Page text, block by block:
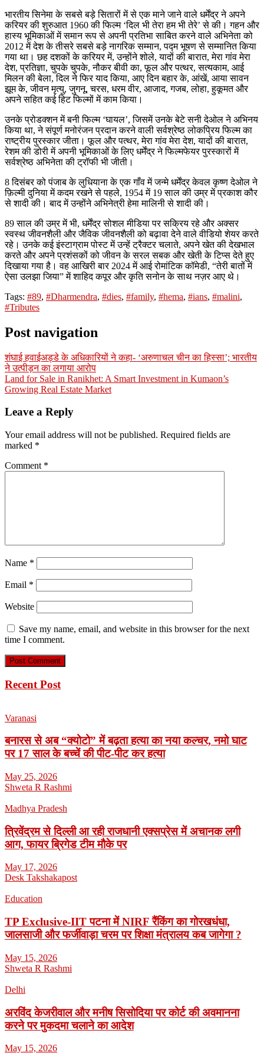
भारतीय सिनेमा के सबसे बड़े सितारों में से एक माने जाने वाले धर्मेंद्र ने अपने
करियर की शुरुआत 1960 की फिल्म ‘दिल भी तेरा हम भी तेरे’ से की। गहन और
हास्य भूमिकाओं में समान रूप से अपनी प्रतिभा साबित करने वाले अभिनेता को
2012 में देश के तीसरे सबसे बड़े नागरिक सम्मान, पद्म भूषण से सम्मानित किया
गया था। छह दशकों के करियर में, उन्होंने शोले, यादों की बारात, मेरा गांव मेरा
देश, प्रतिज्ञा, चुपके चुपके, नौकर बीवी का, फूल और पत्थर, सत्यकाम, आई
मिलन की बेला, दिल ने फिर याद किया, आए दिन बहार के, आंखें, आया सावन
झूम के, जीवन मृत्यु, जुगनू, चरस, धरम वीर, आजाद, गजब, लोहा, हुकूमत और
अपने सहित कई हिट फिल्मों में काम किया।
उनके प्रोडक्शन में बनी फिल्म ‘घायल’, जिसमें उनके बेटे सनी देओल ने अभिनय
किया था, ने संपूर्ण मनोरंजन प्रदान करने वाली सर्वश्रेष्ठ लोकप्रिय फिल्म का
राष्ट्रीय पुरस्कार जीता। फूल और पत्थर, मेरा गांव मेरा देश, यादों की बारात,
रेशम की डोरी में अपनी भूमिकाओं के लिए धर्मेंद्र ने फिल्मफेयर पुरस्कारों में
सर्वश्रेष्ठ अभिनेता की ट्रॉफी भी जीती।
8 दिसंबर को पंजाब के लुधियाना के एक गाँव में जन्मे धर्मेंद्र केवल कृष्ण देओल ने
फ़िल्मी दुनिया में कदम रखने से पहले, 1954 में 19 साल की उम्र में प्रकाश कौर
से शादी की। बाद में उन्होंने अभिनेत्री हेमा मालिनी से शादी की।
89 साल की उम्र में भी, धर्मेंद्र सोशल मीडिया पर सक्रिय रहे और अक्सर
स्वस्थ जीवनशैली और जैविक जीवनशैली को बढ़ावा देने वाले वीडियो शेयर करते
रहे। उनके कई इंस्टाग्राम पोस्ट में उन्हें ट्रैक्टर चलाते, अपने खेत की देखभाल
करते और अपने प्रशंसकों को जीवन के सरल सबक और खेती के टिप्स देते हुए
दिखाया गया है। वह आखिरी बार 2024 में आई रोमांटिक कॉमेडी, “तेरी बातों में
ऐसा उलझा जिया” में शाहिद कपूर और कृति सनोन के साथ नज़र आए थे।
Tags: #89, #Dharmendra, #dies, #family, #hema, #ians, #malini,
#Tributes
Post navigation
शंघाई हवाईअड्डे के अधिकारियों ने कहा- ‘अरुणाचल चीन का हिस्सा’; भारतीय
ने उत्पीड़न का लगाया आरोप
Land for Sale in Ranikhet: A Smart Investment in Kumaon’s
Growing Real Estate Market
Leave a Reply
Your email address will not be published. Required fields are
marked *
Comment *
Name *
Email *
Website
Save my name, email, and website in this browser for the next
time I comment.
Recent Post
Varanasi
बनारस से अब “क्योटो” में बढ़ता हत्या का नया कल्चर, नमो घाट
पर 17 साल के बच्चें की पीट-पीट कर हत्या
May 25, 2026
Shweta R Rashmi
Madhya Pradesh
त्रिवेंद्रम से दिल्ली आ रही राजधानी एक्सप्रेस में अचानक लगी
आग, फायर ब्रिगेड टीम मौके पर
May 17, 2026
Desk Takshakapost
Education
TP Exclusive-IIT पटना में NIRF रैंकिंग का गोरखधंधा,
जालसाजी और फर्जीवाड़ा चरम पर शिक्षा मंत्रालय कब जागेगा ?
May 15, 2026
Shweta R Rashmi
Delhi
अरविंद केजरीवाल और मनीष सिसोदिया पर कोर्ट की अवमानना
करने पर मुकदमा चलाने का आदेश
May 15, 2026